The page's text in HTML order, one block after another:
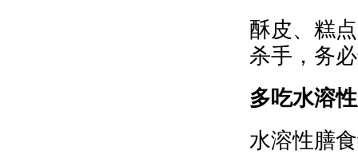
酥皮、糕
杀手，务
多吃水溶
水溶性膳